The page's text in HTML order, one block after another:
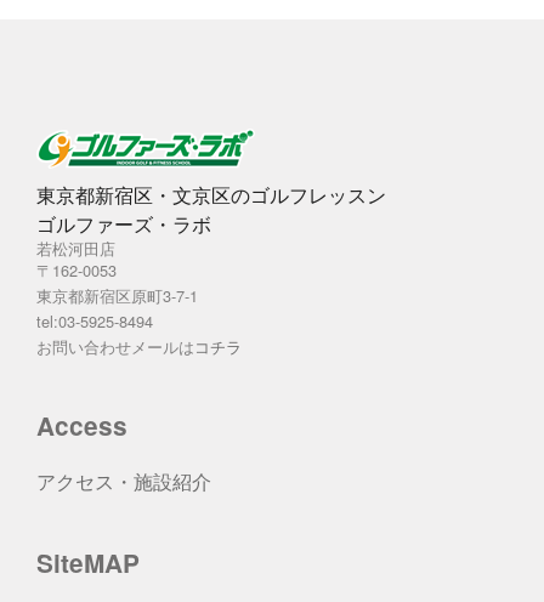
東京都新宿区・文京区のゴルフレッスン
ゴルファーズ・ラボ
若松河田店
〒162-0053
東京都新宿区原町3-7-1
tel:03-5925-8494
お問い合わせメールはコチラ
Access
アクセス・施設紹介
SiteMAP